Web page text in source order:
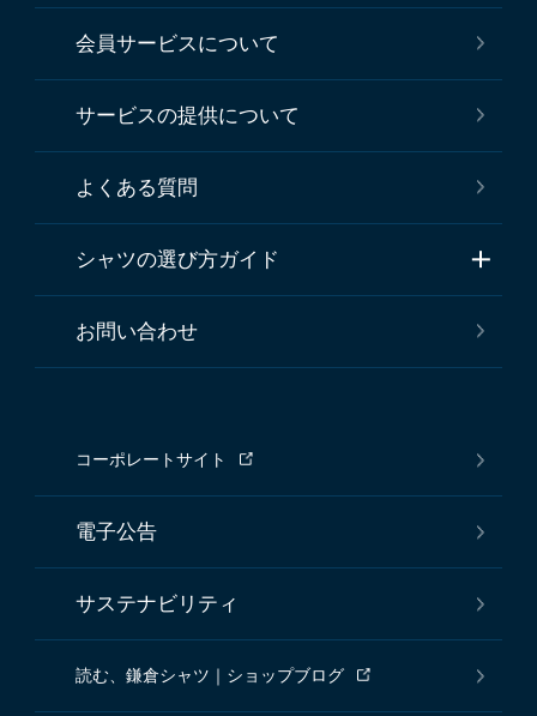
会員サービスについて
サービスの提供について
よくある質問
シャツの選び方ガイド
お問い合わせ
コーポレートサイト
電子公告
サステナビリティ
読む、鎌倉シャツ｜ショップブログ